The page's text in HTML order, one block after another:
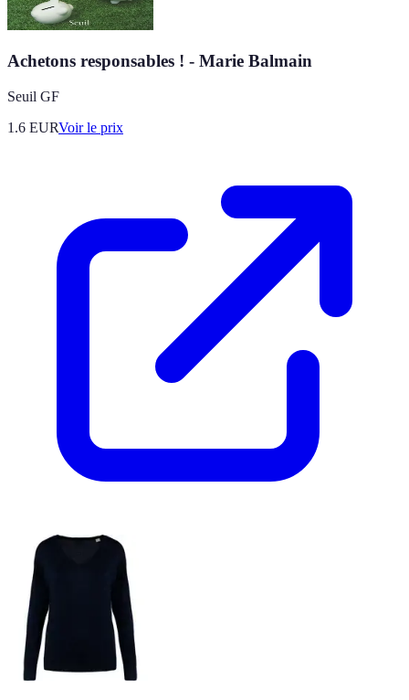
Achetons responsables ! - Marie Balmain
Seuil GF
1.6 EURVoir le prix